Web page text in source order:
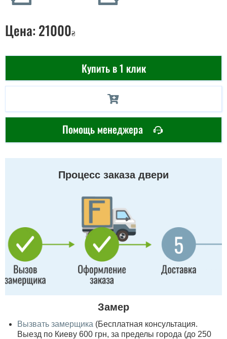
Цена: 21000₴
Купить в 1 клик
Помощь менеджера
Процесс заказа двери
Замер
Вызвать замерщика (Бесплатная консультация.
Выезд по Киеву 600 грн, за пределы города (до 250